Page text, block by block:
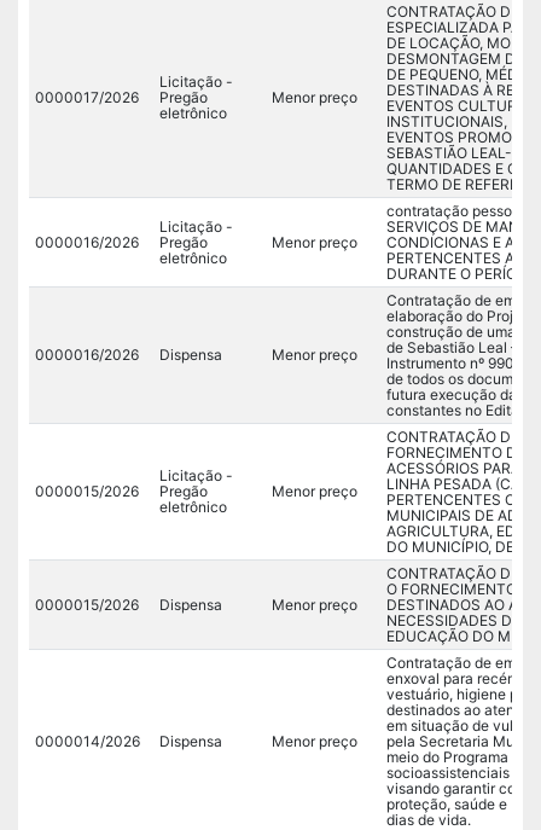
0000017/2026
Licitação -
Pregão
eletrônico
Menor preço
CONTRATAÇÃO DE
ESPECIALIZADA
DE LOCAÇÃO,
DESMONTAGEM DE
DE PEQUENO, MÉDIO
DESTINADAS À
EVENTOS
INSTITUCIONAIS,
EVENTOS
SEBASTIÃO LEAL-PI,
QUANTIDADES E
TERMO DE
0000016/2026
Licitação -
Pregão
eletrônico
Menor preço
contratação pessoa
SERVIÇOS DE
CONDICIONAS E
PERTENCENTES AS
DURANTE O
0000016/2026 Dispensa Menor preço
Contratação de
elaboração do Projeto
construção de uma
de Sebastião Leal –
Instrumento nº
de todos os
futura execução da
constantes no Edital e
0000015/2026
Licitação -
Pregão
eletrônico
Menor preço
CONTRATAÇÃO DE
FORNECIMENTO DE
ACESSÓRIOS PARA
LINHA PESADA
PERTENCENTES OU
MUNICIPAIS DE
AGRICULTURA,
DO MUNICÍPIO, DE
0000015/2026 Dispensa Menor preço
CONTRATAÇÃO DE
O FORNECIMENTO
DESTINADOS AO
NECESSIDADES DA
EDUCAÇÃO DO
0000014/2026 Dispensa Menor preço
Contratação de
enxoval para recém-
vestuário, higiene
destinados ao
em situação de
pela Secretaria
meio do Programa
socioassistenciais do
visando garantir
proteção, saúde e
dias de vida.